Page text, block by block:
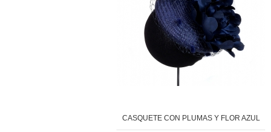
CASQUETE CON PLUMAS Y FLOR AZUL